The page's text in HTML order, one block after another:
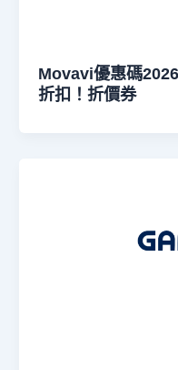
Movavi優惠碼
折扣！折價券